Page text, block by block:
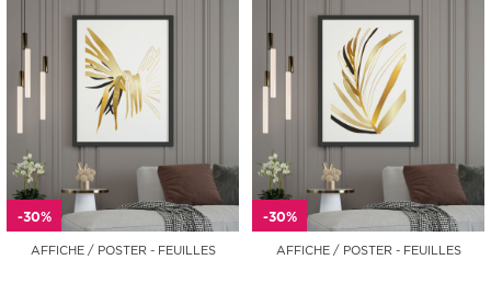
-30%
AFFICHE / POSTER - FEUILLES
-30%
AFFICHE / POSTER - FEUILLES